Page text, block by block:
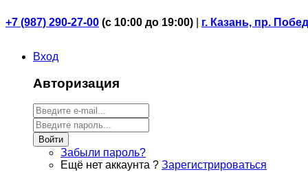
+7 (987) 290-27-00 (с 10:00 до 19:00) г. Казань, пр.
Вход
Авторизация
Войти
Забыли пароль?
Ещё нет аккаунта ? Зарегистрироваться